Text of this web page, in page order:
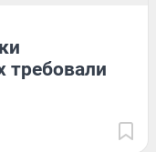
требовали